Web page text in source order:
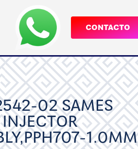
CONTACTO
02 SAMES
INJECTOR
1.0MM